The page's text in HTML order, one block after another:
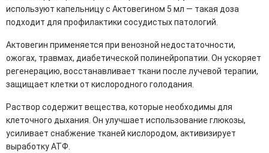
используют капельницу с Актовегином 5 мл — такая доза
подходит для профилактики сосудистых патологий.
Актовегин применяется при венозной недостаточности,
ожогах, травмах, диабетической полинейропатии. Он ускоряет
регенерацию, восстанавливает ткани после лучевой терапии,
защищает клетки от кислородного голодания.
Раствор содержит вещества, которые необходимы для
клеточного дыхания. Он улучшает использование глюкозы,
усиливает снабжение тканей кислородом, активизирует
выработку АТФ.